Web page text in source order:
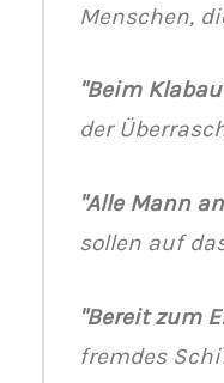
Menschen,
"Beim
der
"Alle Mann
sollen auf
"Bereit zum
fremdes